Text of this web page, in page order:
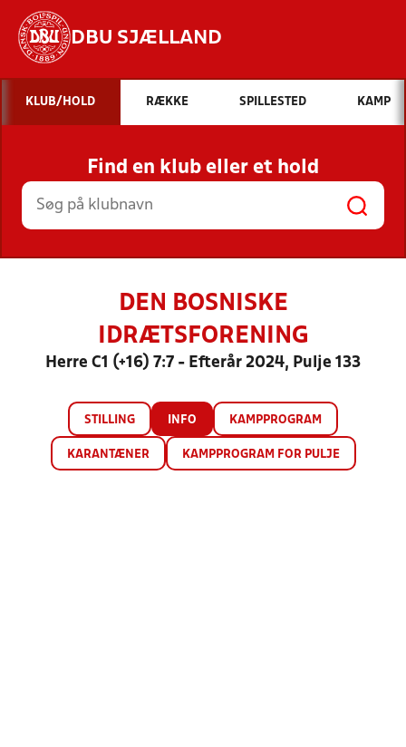
DBU SJÆLLAND
Hvad vil du søge efter?
INDHOLD OG NYHEDER
STILLINGER, RESULTATER, KLUBBER OG
HOLD
KLUB/HOLD RÆKKE SPILLESTED KAMP
Find en klub eller et hold
DEN BOSNISKE
IDRÆTSFORENING
Herre C1 (+16) 7:7 - Efterår 2024, Pulje 133
STILLING INFO KAMPPROGRAM
KARANTÆNER KAMPPROGRAM FOR PULJE